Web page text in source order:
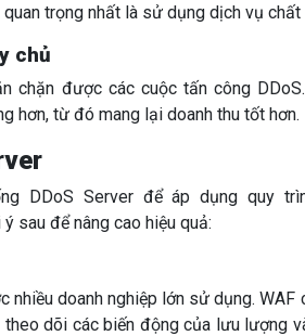
trọng nhất là sử dụng dịch vụ
chủ
chặn được các cuộc tấn công
hơn, từ đó mang lại doanh thu tốt hơn.
DDoS Server để áp dụng quy
sau để nâng cao hiệu quả:
doanh nghiệp lớn sử dụng. WAF
dõi các biến động của lưu lượng